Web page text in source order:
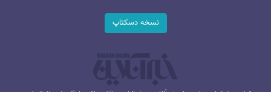
نسخه دسکتاپ